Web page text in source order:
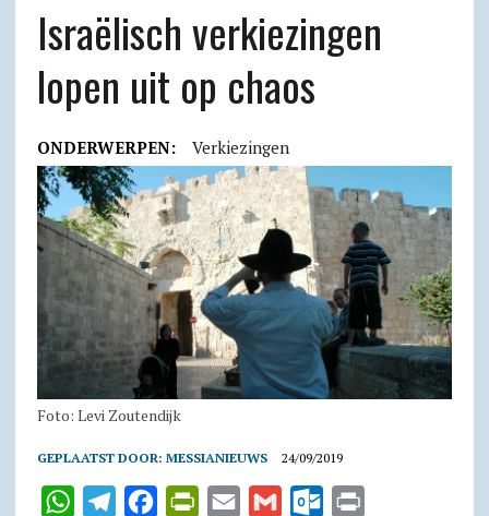
Israëlisch verkiezingen
lopen uit op chaos
ONDERWERPEN: Verkiezingen
Foto: Levi Zoutendijk
GEPLAATST DOOR: MESSIANIEUWS 24/09/2019
W
T